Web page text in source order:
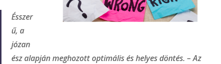
Ésszer
ű, a
józan
ész alapján meghozott optimális és helyes döntés. – Az